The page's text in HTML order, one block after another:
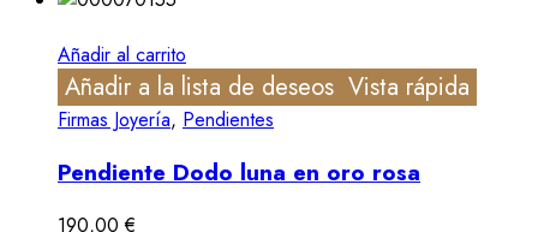
Añadir al carrito
Añadir a la lista de deseos Vista rápida
Firmas Joyería, Pendientes
Pendiente Dodo luna en oro rosa
190,00€